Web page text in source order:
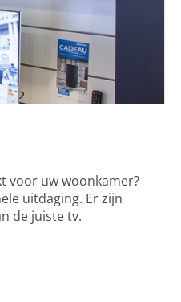
voor uw woonkamer?
uitdaging. Er zijn
de juiste tv.